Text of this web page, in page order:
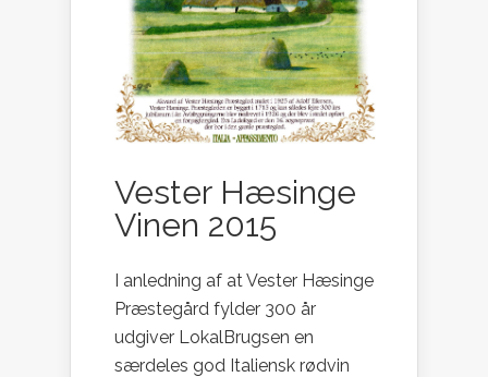
Vester Hæsinge
Vinen 2015
I anledning af at Vester Hæsinge
Præstegård fylder 300 år
udgiver LokalBrugsen en
særdeles god Italiensk rødvin